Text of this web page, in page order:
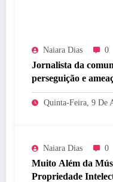
Naiara Dias 0
Jornalista da
perseguição e
Quinta-Feira, 9 De
Naiara Dias 0
Muito Além da
Propriedade